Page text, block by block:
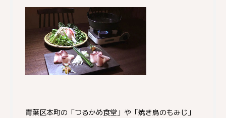
青葉区本町の「つるかめ食堂」や「焼き鳥のもみじ」